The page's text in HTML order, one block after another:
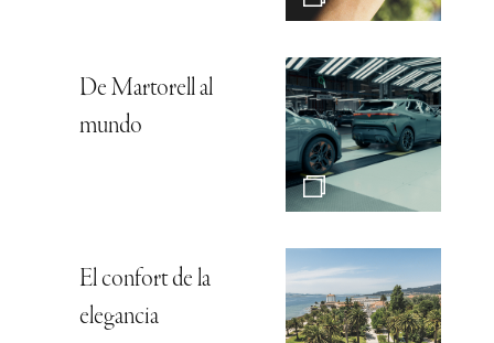
De Martorell al
mundo
El confort de la
elegancia